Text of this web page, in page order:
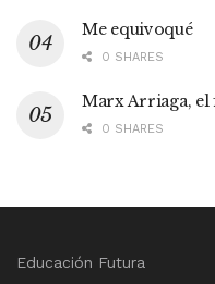
Me equivoqué
0 SHARES
Marx Arriaga, el
0 SHARES
Educación Futura